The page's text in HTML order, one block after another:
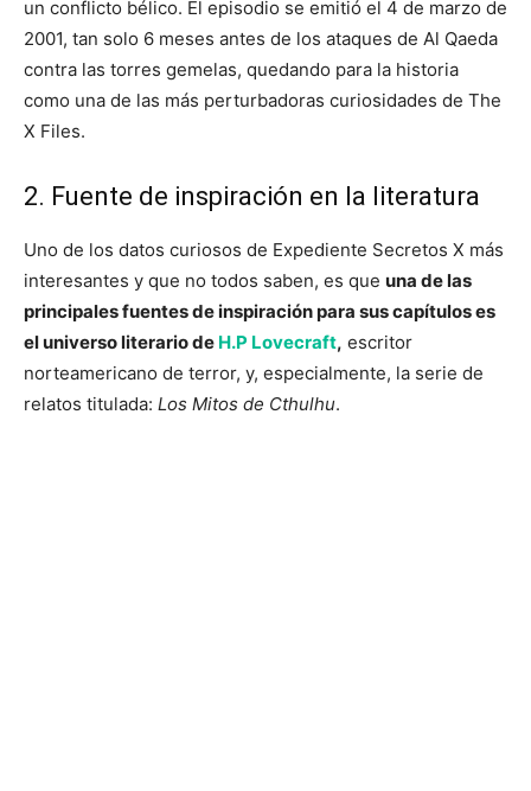
un conflicto bélico. El episodio se emitió el 4 de marzo de
2001, tan solo 6 meses antes de los ataques de Al Qaeda
contra las torres gemelas, quedando para la historia
como una de las más perturbadoras curiosidades de The
X Files.
2. Fuente de inspiración en la literatura
Uno de los datos curiosos de Expediente Secretos X más
interesantes y que no todos saben, es que una de las
principales fuentes de inspiración para sus capítulos es
el universo literario de H.P Lovecraft, escritor
norteamericano de terror, y, especialmente, la serie de
relatos titulada: Los Mitos de Cthulhu.